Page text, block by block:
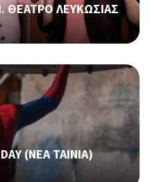
ΘΕΑΤΡΟ ΛΕΥΚΩΣΙΑΣ
(ΝΕΑ ΤΑΙΝΙΑ)